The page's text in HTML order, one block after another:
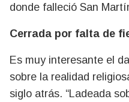
donde falleció San
Cerrada por falta de
Es muy interesante el
sobre la realidad
siglo atrás. “Ladeada